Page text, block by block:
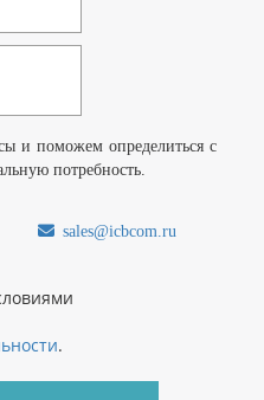
и поможем определиться с
потребность.
sales@icbcom.ru
.